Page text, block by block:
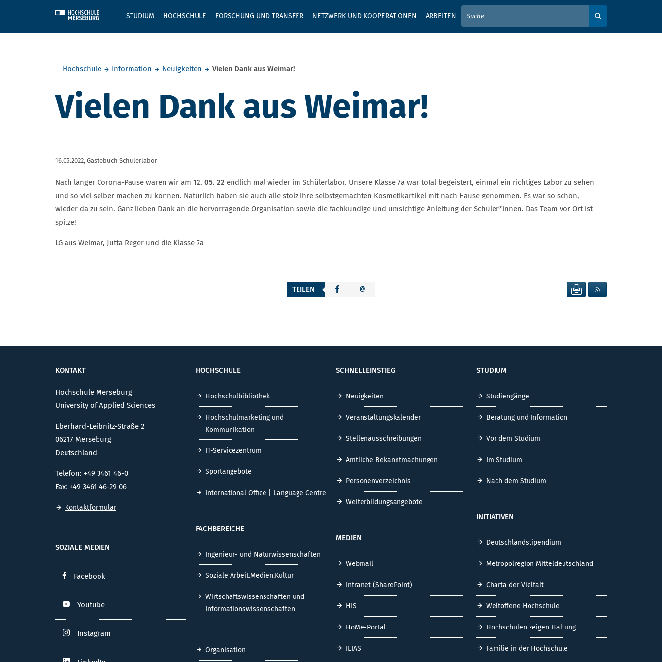
STUDIUM HOCHSCHULE FORSCHUNG UND TRANSFER NETZWERK UND KOOPERATIONEN ARBEITEN
GEBEN SIE HIER IHREN SUCHBEGRIFF EIN
Hochschule
Information Neuigkeiten Vielen Dank aus Weimar!
Vielen Dank aus Weimar!
16.05.2022, Gästebuch Schülerlabor
Nach langer Corona-Pause waren wir am 12. 05. 22 endlich mal wieder im Schülerlabor. Unsere Klasse 7a war total begeistert, einmal ein richtiges Labor zu sehen
und so viel selber machen zu können. Natürlich haben sie auch alle stolz ihre selbstgemachten Kosmetikartikel mit nach Hause genommen. Es war so schön,
wieder da zu sein. Ganz lieben Dank an die hervorragende Organisation sowie die fachkundige und umsichtige Anleitung der Schüler*innen. Das Team vor Ort ist
spitze!
LG aus Weimar, Jutta Reger und die Klasse 7a
TEILEN SEITE DRUCKEN
KONTAKT
Hochschule Merseburg
University of Applied Sciences
Eberhard-Leibnitz-Straße 2
06217 Merseburg
Deutschland
Telefon: +49 3461 46-0
Fax: +49 3461 46-29 06
Kontaktformular
SOZIALE MEDIEN
Facebook
Youtube
Instagram
HOCHSCHULE
Hochschulbibliothek
Hochschulmarketing und
Kommunikation
IT-Servicezentrum
Sportangebote
International Office | Language Centre
FACHBEREICHE
Ingenieur- und Naturwissenschaften
Soziale Arbeit.Medien.Kultur
Wirtschaftswissenschaften und
Informationswissenschaften
Organisation
SCHNELLEINSTIEG
Neuigkeiten
Veranstaltungskalender
Stellenausschreibungen
Amtliche Bekanntmachungen
Personenverzeichnis
Weiterbildungsangebote
MEDIEN
Webmail
Intranet (SharePoint)
HIS
HoMe-Portal
ILIAS
STUDIUM
Studiengänge
Beratung und Information
Vor dem Studium
Im Studium
Nach dem Studium
INITIATIVEN
Deutschlandstipendium
Metropolregion Mitteldeutschland
Charta der Vielfalt
Weltoffene Hochschule
Hochschulen zeigen Haltung
Familie in der Hochschule